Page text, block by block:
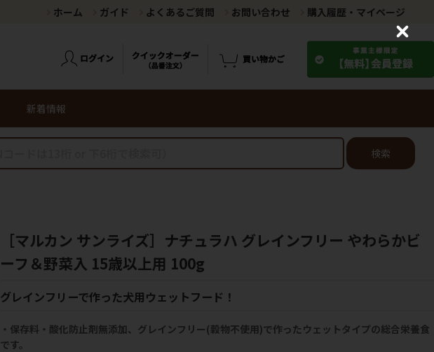
ホーム ガイド よくあるご質問 お問い合わせ 購入履歴・マイページ
新着情報
検索
［マルカン サンライズ］ナチュラハ グレインフリー やわらかビ
ーフ＆野菜入 15歳以上用 100g
グレインフリーで作った犬用ウェットフード！
・保存料・酸化防止剤無添加、グレインフリー(穀物不使用)で作ったウェットタイプの総合栄養食
です。
C
o
s
e